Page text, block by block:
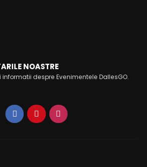
NOASTRE
despre Evenimentele DallesGO.